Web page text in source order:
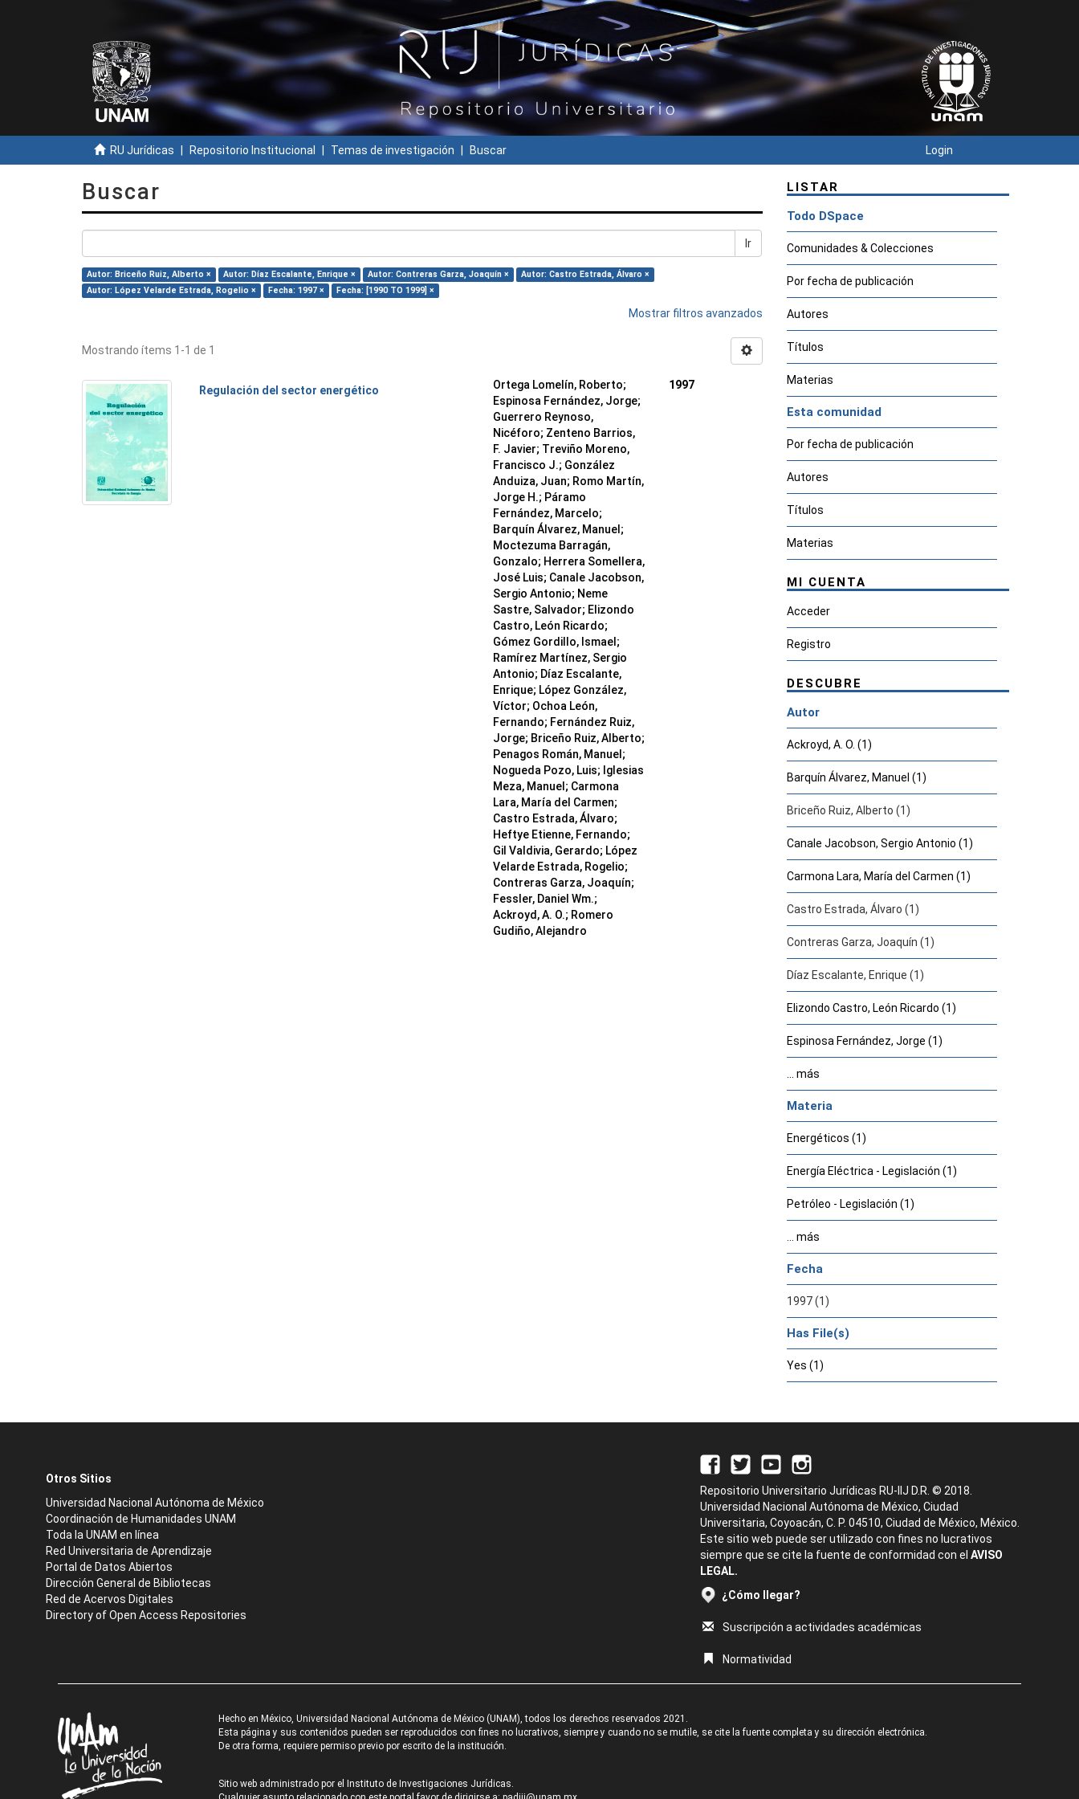
RU Jurídicas Repositorio Institucional Temas de investigación Buscar Login
Buscar
Ir
Autor: Briceño Ruiz, Alberto × Autor: Díaz Escalante, Enrique × Autor: Contreras Garza, Joaquín ×
Autor: Castro Estrada, Álvaro ×
Autor: López Velarde Estrada, Rogelio ×
Fecha: 1997 × Fecha: [1990 TO 1999] ×
Mostrar filtros avanzados
Mostrando ítems 1-1 de 1
Regulación del sector energético
Ortega Lomelín, Roberto;
Espinosa Fernández, Jorge;
Guerrero Reynoso,
Nicéforo; Zenteno Barrios,
F. Javier; Treviño Moreno,
Francisco J.; González
Anduiza, Juan; Romo Martín,
Jorge H.; Páramo
Fernández, Marcelo;
Barquín Álvarez, Manuel;
Moctezuma Barragán,
Gonzalo; Herrera Somellera,
José Luis; Canale Jacobson,
Sergio Antonio; Neme
Sastre, Salvador; Elizondo
Castro, León Ricardo;
Gómez Gordillo, Ismael;
Ramírez Martínez, Sergio
Antonio; Díaz Escalante,
Enrique; López González,
Víctor; Ochoa León,
Fernando; Fernández Ruiz,
Jorge; Briceño Ruiz, Alberto;
Penagos Román, Manuel;
Nogueda Pozo, Luis; Iglesias
Meza, Manuel; Carmona
Lara, María del Carmen;
Castro Estrada, Álvaro;
Heftye Etienne, Fernando;
Gil Valdivia, Gerardo; López
Velarde Estrada, Rogelio;
Contreras Garza, Joaquín;
Fessler, Daniel Wm.;
Ackroyd, A. O.; Romero
Gudiño, Alejandro
1997
LISTAR
Todo DSpace
Comunidades & Colecciones
Por fecha de publicación
Autores
Títulos
Materias
Esta comunidad
Por fecha de publicación
Autores
Títulos
Materias
MI CUENTA
Acceder
Registro
DESCUBRE
Autor
Ackroyd, A. O. (1)
Barquín Álvarez, Manuel (1)
Briceño Ruiz, Alberto (1)
Canale Jacobson, Sergio Antonio (1)
Carmona Lara, María del Carmen (1)
Castro Estrada, Álvaro (1)
Contreras Garza, Joaquín (1)
Díaz Escalante, Enrique (1)
Elizondo Castro, León Ricardo (1)
Espinosa Fernández, Jorge (1)
... más
Materia
Energéticos (1)
Energía Eléctrica - Legislación (1)
Petróleo - Legislación (1)
... más
Fecha
1997 (1)
Has File(s)
Yes (1)
Otros Sitios
Universidad Nacional Autónoma de México
Coordinación de Humanidades UNAM
Toda la UNAM en línea
Red Universitaria de Aprendizaje
Portal de Datos Abiertos
Dirección General de Bibliotecas
Red de Acervos Digitales
Directory of Open Access Repositories
Repositorio Universitario Jurídicas RU-IIJ D.R. © 2018.
Universidad Nacional Autónoma de México, Ciudad
Universitaria, Coyoacán, C. P. 04510, Ciudad de México, México.
Este sitio web puede ser utilizado con fines no lucrativos
siempre que se cite la fuente de conformidad con el AVISO
LEGAL.
¿Cómo llegar?
Suscripción a actividades académicas
Normatividad
Hecho en México, Universidad Nacional Autónoma de México (UNAM), todos los derechos reservados 2021.
Esta página y sus contenidos pueden ser reproducidos con fines no lucrativos, siempre y cuando no se mutile, se cite la fuente completa y su dirección electrónica.
De otra forma, requiere permiso previo por escrito de la institución.
Sitio web administrado por el Instituto de Investigaciones Jurídicas.